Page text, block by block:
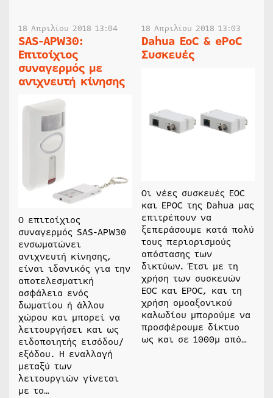
18 Απριλίου 2018 13:04
SAS-APW30:
Επιτοίχιος
συναγερμός με
ανιχνευτή κίνησης
Ο επιτοίχιος
συναγερμός SAS-APW30
ενσωματώνει
ανιχνευτή κίνησης,
είναι ιδανικός για την
αποτελεσματική
ασφάλεια ενός
δωματίου ή άλλου
χώρου και μπορεί να
λειτουργήσει και ως
ειδοποιητής εισόδου/
εξόδου. Η εναλλαγή
μεταξύ των
λειτουργιών γίνεται
με το…
18 Απριλίου 2018 13:03
Dahua EoC & ePoC
Συσκευές
Οι νέες συσκευές EOC
και EPOC της Dahua μας
επιτρέπουν να
ξεπεράσουμε κατά πολύ
τους περιορισμούς
απόστασης των
δικτύων. Έτσι με τη
χρήση των συσκευών
EOC και EPOC, και τη
χρήση ομοαξονικού
καλωδίου μπορούμε να
προσφέρουμε δίκτυο
ως και σε 1000μ από…